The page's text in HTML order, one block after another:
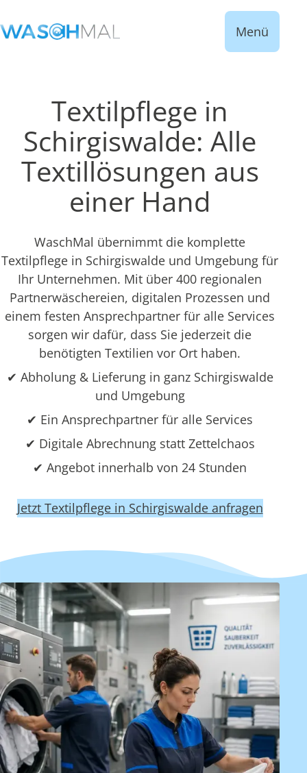
Menü
Textilpflege in
Schirgiswalde: Alle
Textillösungen aus
einer Hand
WaschMal übernimmt die komplette
Textilpflege in Schirgiswalde und Umgebung für
Ihr Unternehmen. Mit über 400 regionalen
Partnerwäschereien, digitalen Prozessen und
einem festen Ansprechpartner für alle Services
sorgen wir dafür, dass Sie jederzeit die
benötigten Textilien vor Ort haben.
✔ Abholung & Lieferung in ganz Schirgiswalde
und Umgebung
✔ Ein Ansprechpartner für alle Services
✔ Digitale Abrechnung statt Zettelchaos
✔ Angebot innerhalb von 24 Stunden
Jetzt Textilpflege in Schirgiswalde anfragen